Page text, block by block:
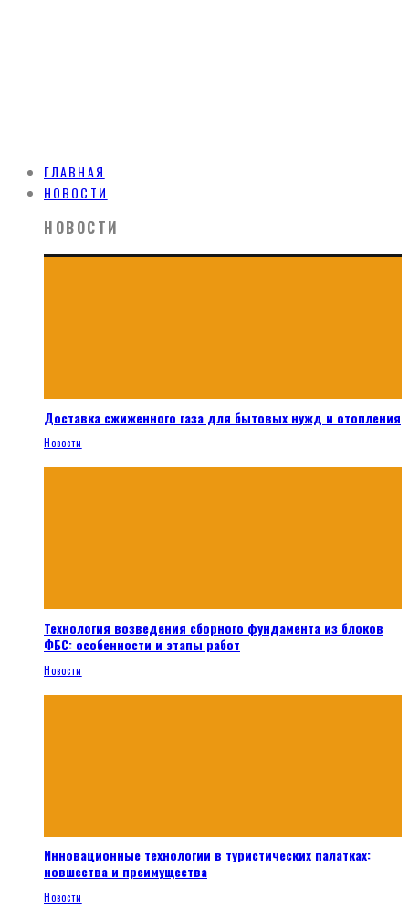
ГЛАВНАЯ
НОВОСТИ
НОВОСТИ
Доставка сжиженного газа для бытовых нужд и отопления
Новости
Технология возведения сборного фундамента из блоков
ФБС: особенности и этапы работ
Новости
Инновационные технологии в туристических палатках:
новшества и преимущества
Новости